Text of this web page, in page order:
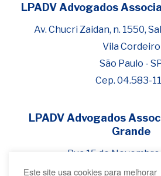
Fale com
Cadastre-se para
conversa no WhatsApp
LPADV Advogados
Av. Chucri Zaidan, n. 1550,
Vila Cordeiro
São Paulo -
Cep. 04.583-
LPADV Advogados
Grande
Rua 15 de
Bairro Jardim dos
Este site usa cookies para melhorar